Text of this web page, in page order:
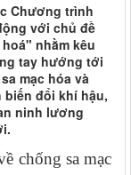
Chương trình
với chủ đề
nhằm kêu
tay hướng tới
mạc hóa và
biến đổi khí hậu,
ninh lương
chống sa mạc